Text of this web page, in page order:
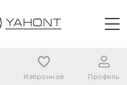
Избранное Профиль